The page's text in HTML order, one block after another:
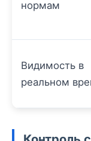
нормам
Видимость в
реальном